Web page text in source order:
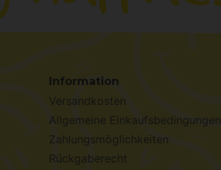
Information
Versandkosten
Allgemeine Einkaufsbedingungen
Zahlungsmöglichkeiten
Rückgaberecht